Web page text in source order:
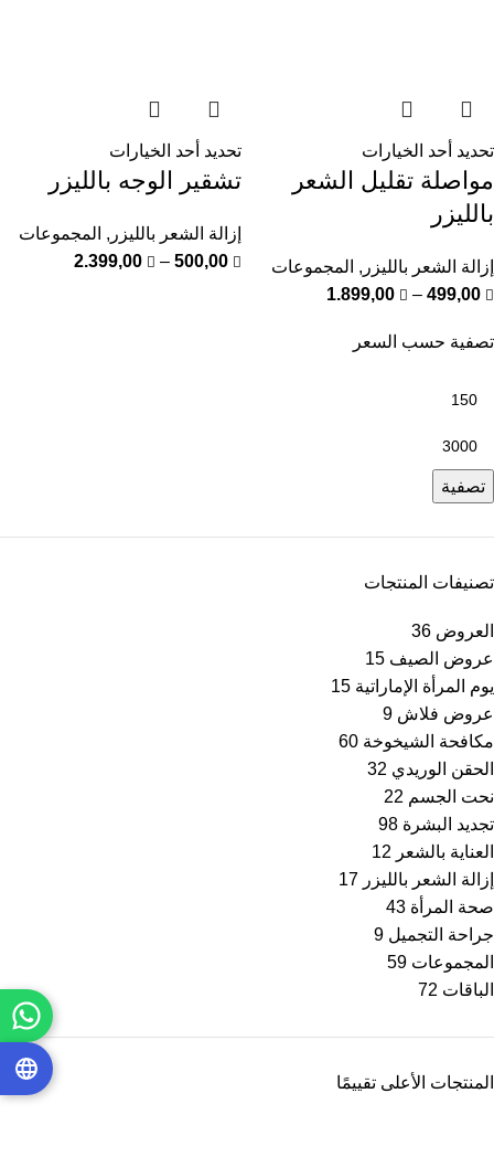
تصفية حسب السعر
تصفية
تصنيفات المنتجات
العروض 36
عروض الصيف 15
يوم المرأة الإماراتية 15
عروض فلاش 9
مكافحة الشيخوخة 60
الحقن الوريدي 32
نحت الجسم 22
تجديد البشرة 98
العناية بالشعر 12
إزالة الشعر بالليزر 17
صحة المرأة 43
جراحة التجميل 9
المجموعات 59
الباقات 72
المنتجات الأعلى تقييمًا
تحديد أحد الخيارات
مواصلة تقليل الشعر
بالليزر
إزالة الشعر بالليزر , المجموعات
499,00
–
1.899,00
تحديد أحد الخيارات
تشقير الوجه بالليزر
إزالة الشعر بالليزر , المجموعات
500,00
–
2.399,00